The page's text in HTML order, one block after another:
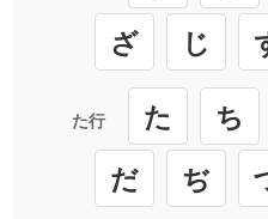
ざ
じ
た行 た ち
だ
ぢ